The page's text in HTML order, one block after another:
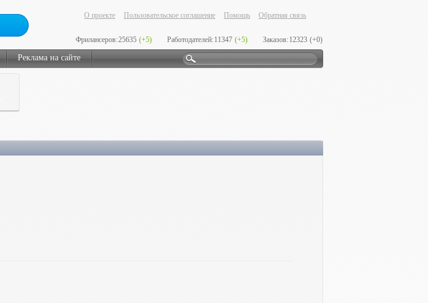
О проекте Пользовательское соглашение Помощь Обратная связь
Фрилансеров:25635 (+5) Работодателей:11347 (+5) Заказов:12323 (+0)
Реклама на сайте